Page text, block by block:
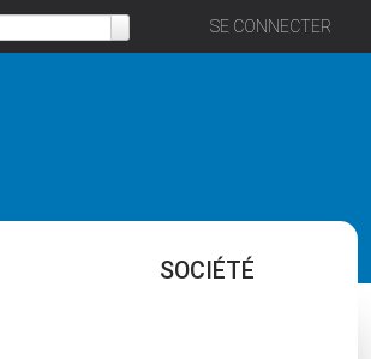
SE CONNECTER
SOCIÉTÉ